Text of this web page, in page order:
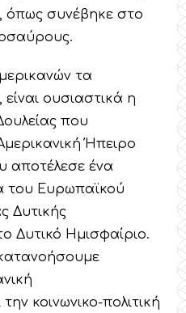
όπως συνέβηκε στο
τα
είναι ουσιαστικά η
που
Ήπειρο
αποτέλεσε ένα
του Ευρωπαϊκού
Δυτικής
Δυτικό Ημισφαίριο.
κοινωνικο-πολιτική